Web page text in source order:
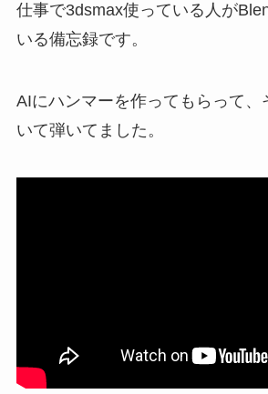
仕事で3dsmax使っている人が
いる備忘録です。
AIにハンマーを作ってもらって、
いて弾いてました。